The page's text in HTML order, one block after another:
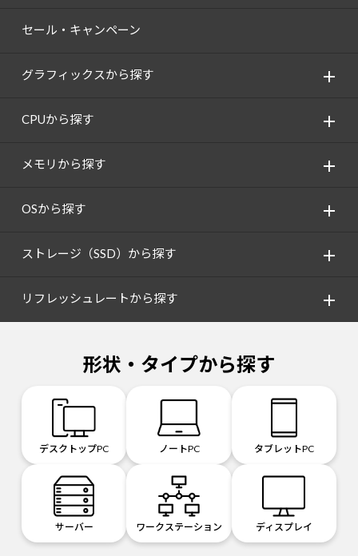
セール・キャンペーン
グラフィックスから探す
CPUから探す
メモリから探す
OSから探す
ストレージ（SSD）から探す
リフレッシュレートから探す
形状・タイプから探す
デスクトップPC ノートPC タブレットPC
サーバー ワークステーション ディスプレイ